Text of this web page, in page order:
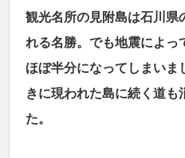
観光名所の見附島は石川県
れる名勝。でも地震によっ
ほぼ半分になってしまいま
きに現われた島に続く道も
た。